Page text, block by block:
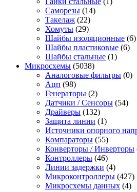
Саморезы (14)
Такелаж (22)
Хомуты (29)
Шайбы изоляционные (6)
Шайбы пластиковые (6)
Шайбы стальные (1)
Микросхемы (5038)
Аналоговые фильтры (0)
Ацп (98)
Генераторы (2)
Датчики / Сенсоры (54)
Драйверы (132)
Защита линии (1)
Источники опорного
Компараторы (55)
Конверторы / Инверторы
Контроллеры (46)
Линии задержки (4)
Микроконтроллеры (427)
Микросхемы данных (4)